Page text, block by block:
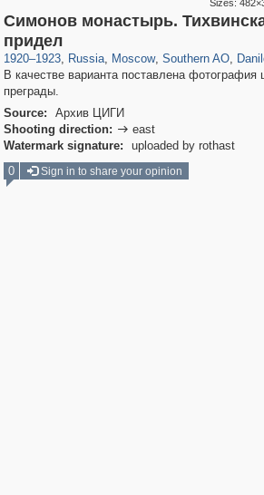
Sizes:
Симонов монастырь.
придел
1920–1923, Russia, Moscow
319,779
, Southern AO,
В качестве варианта поставлена фотография
преграды.
Source:
Архив ЦИГИ
Shooting direction:  east
Watermark signature:
uploaded by rothast
0
Sign in to share your opinion